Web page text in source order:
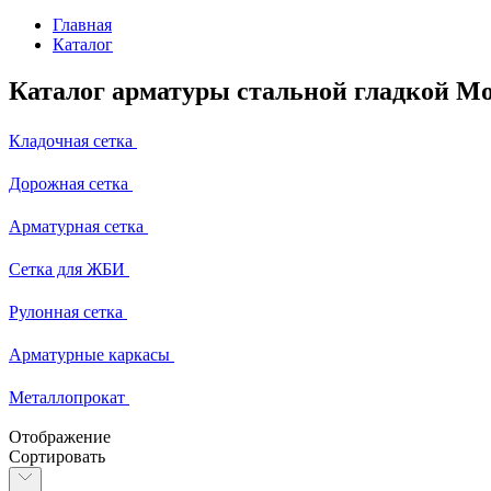
Главная
Каталог
Каталог арматуры стальной гладкой
Кладочная сетка
Дорожная сетка
Арматурная сетка
Сетка для ЖБИ
Рулонная сетка
Арматурные каркасы
Металлопрокат
Отображение
Сортировать